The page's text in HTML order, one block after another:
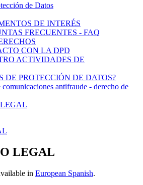
de Datos
DE INTERÉS
FRECUENTES - FAQ
CON LA DPD
ACTIVIDADES DE
DE PROTECCIÓN DE DATOS?
antifraude - derecho de
LEGAL
LEGAL
in European Spanish.